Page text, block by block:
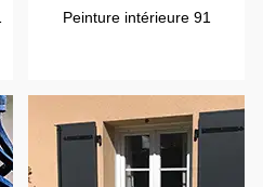
Peinture intérieure 91